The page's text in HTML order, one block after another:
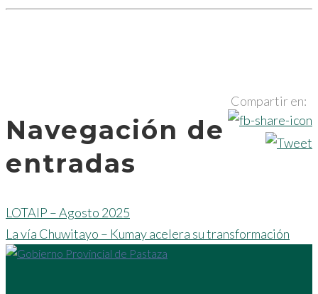
Compartir en:
Navegación de
entradas
LOTAIP – Agosto 2025
La vía Chuwitayo – Kumay acelera su transformación